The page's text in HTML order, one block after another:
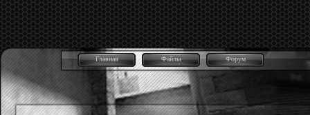
Главная Файлы Форум